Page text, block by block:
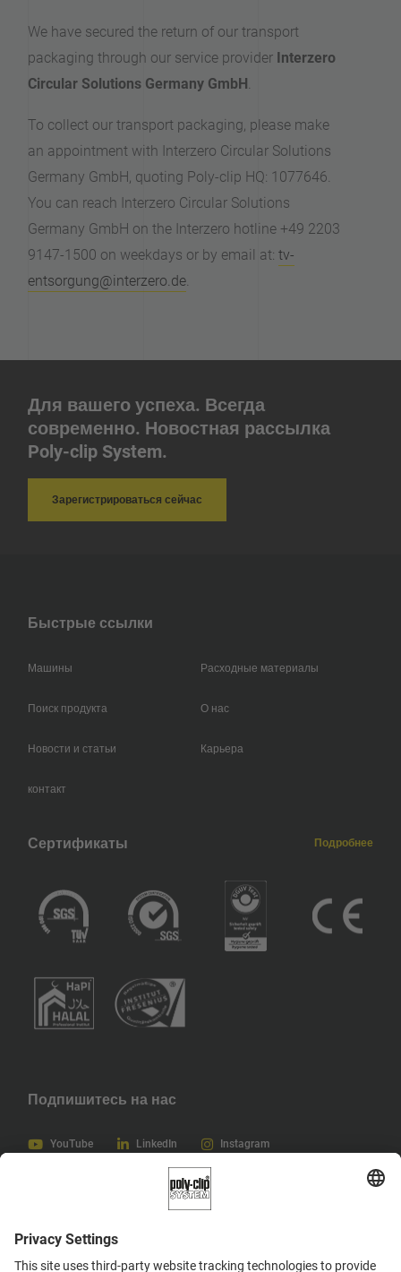
We have secured the return of our transport
packaging through our service provider Interzero
Circular Solutions Germany GmbH.
To collect our transport packaging, please make
an appointment with Interzero Circular Solutions
Germany GmbH, quoting Poly-clip HQ: 1077646.
You can reach Interzero Circular Solutions
Germany GmbH on the Interzero hotline +49 2203
9147-1500 on weekdays or by email at:tv-
entsorgung@interzero.de.
Для вашего успеха. Всегда
современно. Новостная рассылка
Poly-clip System.
Зарегистрироваться сейчас
Быстрые ссылки
Машины Расходные материалы
Поиск продукта О нас
Новости и статьи Карьера
контакт
Сертификаты Подробнее
Подпишитесь на нас
YouTube LinkedIn Instagram
Русский